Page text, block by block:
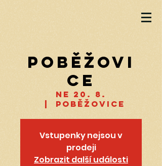
Poběžovi
ce
ne 20. 8.
Poběžovice
Vstupenky nejsou v
prodeji
Zobrazit další události